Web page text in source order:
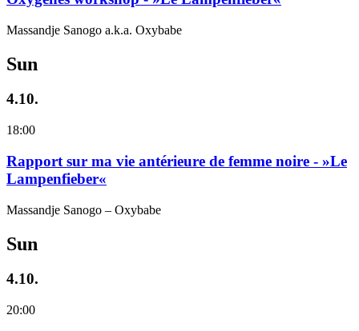
Massandje Sanogo a.k.a. Oxybabe
Sun
4.10.
18:00
Rapport sur ma vie antérieure de femme noire - »Le
Lampenfieber«
Massandje Sanogo – Oxybabe
Sun
4.10.
20:00